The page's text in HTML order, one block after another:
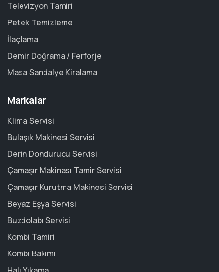
Televizyon Tamiri
Petek Temizleme
İlaçlama
Demir Doğrama / Ferforje
Masa Sandalye Kiralama
Markalar
Klima Servisi
Bulaşık Makinesi Servisi
Derin Dondurucu Servisi
Çamaşır Makinası Tamir Servisi
Çamaşır Kurutma Makinesi Servisi
Beyaz Eşya Servisi
Buzdolabı Servisi
Kombi Tamiri
Kombi Bakımı